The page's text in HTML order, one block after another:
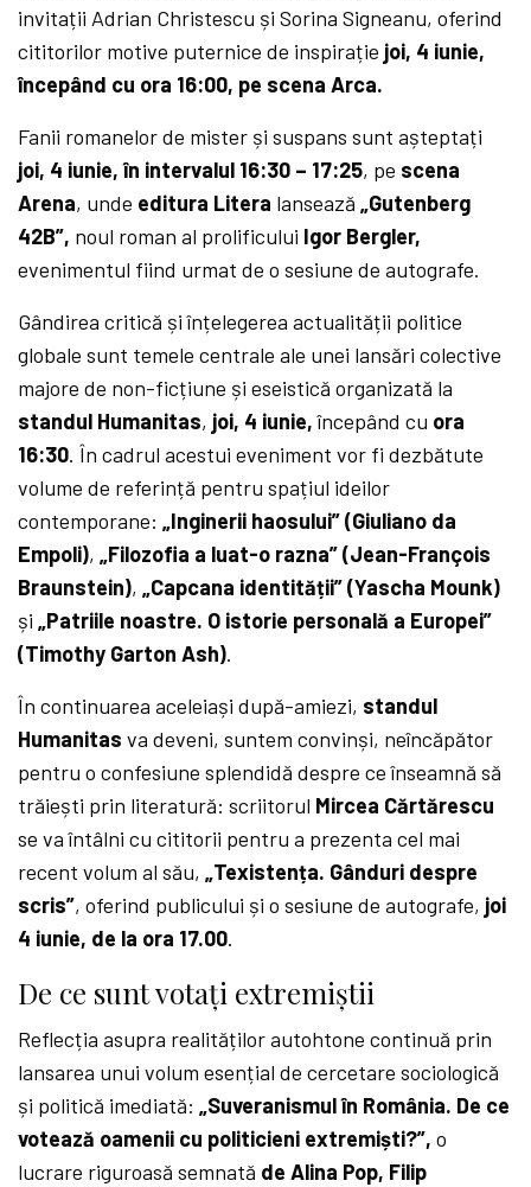
invitații Adrian Christescu și Sorina Signeanu, oferind
cititorilor motive puternice de inspirație joi, 4 iunie,
începând cu ora 16:00, pe scena Arca.
Fanii romanelor de mister și suspans sunt așteptați
joi, 4 iunie, în intervalul 16:30 – 17:25, pe scena
Arena, unde editura Litera lansează„Gutenberg
42B”, noul roman al prolificului Igor Bergler,
evenimentul fiind urmat de o sesiune de autografe.
Gândirea critică și înțelegerea actualității politice
globale sunt temele centrale ale unei lansări colective
majore de non-ficțiune și eseistică organizată la
standul Humanitas, joi, 4 iunie,începând cu ora
16:30. În cadrul acestui eveniment vor fi dezbătute
volume de referință pentru spațiul ideilor
contemporane:„Inginerii haosului” (Giuliano da
Empoli),„Filozofia a luat-o razna” (Jean-François
Braunstein),„Capcana identității” (Yascha Mounk)
și„Patriile noastre. O istorie personală a Europei”
(Timothy Garton Ash).
În continuarea aceleiași după-amiezi, standul
Humanitas va deveni, suntem convinși, neîncăpător
pentru o confesiune splendidă despre ce înseamnă să
trăiești prin literatură: scriitorul Mircea Cărtărescu
se va întâlni cu cititorii pentru a prezenta cel mai
recent volum al său,„Texistența. Gânduri despre
scris”, oferind publicului și o sesiune de autografe, joi
4 iunie, de la ora 17.00.
De ce sunt votați extremiștii
Reflecția asupra realităților autohtone continuă prin
lansarea unui volum esențial de cercetare sociologică
și politică imediată:„Suveranismul în România. De ce
votează oamenii cu politicieni extremiști?”, o
lucrare riguroasă semnată de Alina Pop, Filip